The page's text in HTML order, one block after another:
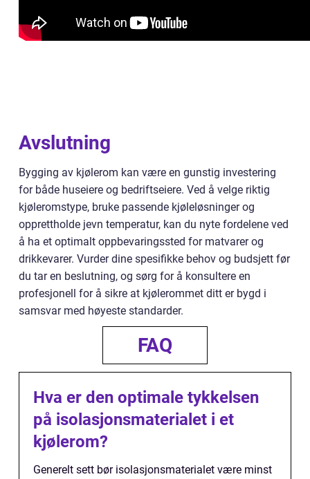
Avslutning
Bygging av kjølerom kan være en gunstig investering
for både huseiere og bedriftseiere. Ved å velge riktig
kjøleromstype, bruke passende kjøleløsninger og
opprettholde jevn temperatur, kan du nyte fordelene ved
å ha et optimalt oppbevaringssted for matvarer og
drikkevarer. Vurder dine spesifikke behov og budsjett før
du tar en beslutning, og sørg for å konsultere en
profesjonell for å sikre at kjølerommet ditt er bygd i
samsvar med høyeste standarder.
FAQ
Hva er den optimale tykkelsen
på isolasjonsmaterialet i et
kjølerom?
Generelt sett bør isolasjonsmaterialet være minst